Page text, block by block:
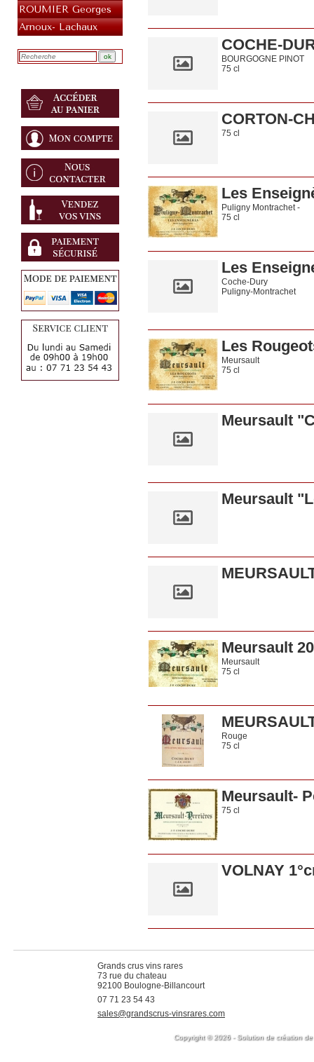
ROUMIER Georges
Arnoux- Lachaux
COCHE-
BOURGOGNE PINOT
75 cl
CORTON-
75 cl
Les
Puligny Montrachet -
75 cl
Les
Coche-Dury
Puligny-Montrachet
Les
Meursault
75 cl
Meursault
Meursault
Meursault
Meursault
75 cl
Rouge
75 cl
Meursault-
75 cl
VOLNAY
Grands crus vins rares
73 rue du chateau
92100 Boulogne-Billancourt
07 71 23 54 43
sales@grandscrus-vinsrares.com
Copyright © 2026 - Solution de création